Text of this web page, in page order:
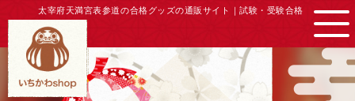
太宰府天満宮表参道の合格グッズの通販サイト｜試験・受験合格